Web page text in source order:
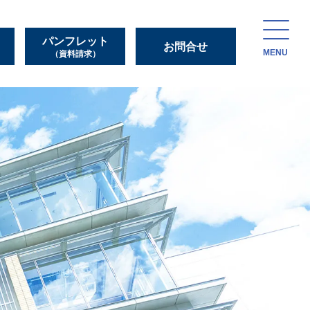
パンフレット
（資料請求）
お問合せ
MENU